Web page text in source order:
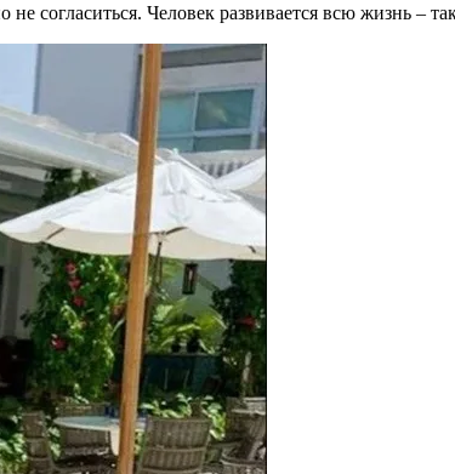
не согласиться. Человек развивается всю жизнь –